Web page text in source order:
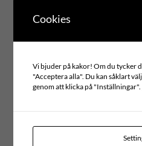
Cookies
Vi bjuder på kakor! Om du tycker
"Acceptera alla". Du kan såklart
genom att klicka på "Inställningar".